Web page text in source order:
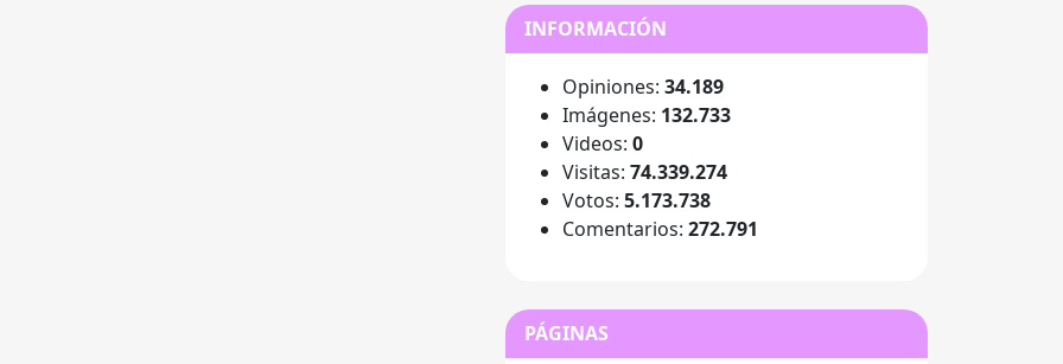
INFORMACIÓN
Opiniones: 34.189
Imágenes: 132.733
Videos: 0
Visitas: 74.339.274
Votos: 5.173.738
Comentarios: 272.791
PÁGINAS